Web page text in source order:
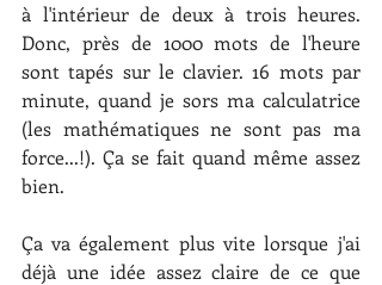
à l'intérieur de deux à trois heures.
Donc, près de 1000 mots de l'heure
sont tapés sur le clavier. 16 mots par
minute, quand je sors ma calculatrice
(les mathématiques ne sont pas ma
force...!). Ça se fait quand même assez
bien.
Ça va également plus vite lorsque j'ai
déjà une idée assez claire de ce que